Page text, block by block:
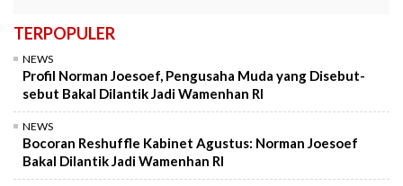
TERPOPULER
NEWS
Profil Norman Joesoef, Pengusaha Muda yang Disebut-
sebut Bakal Dilantik Jadi Wamenhan RI
NEWS
Bocoran Reshuffle Kabinet Agustus: Norman Joesoef
Bakal Dilantik Jadi Wamenhan RI